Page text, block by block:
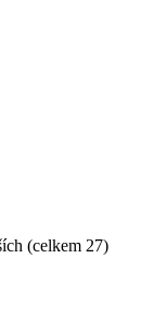
(celkem 27)